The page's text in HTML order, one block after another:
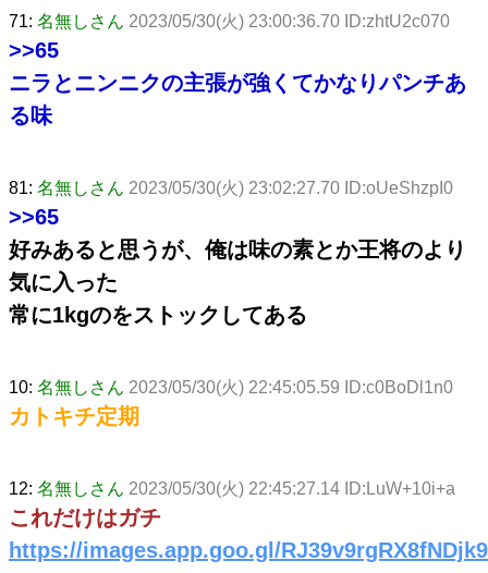
71: 名無しさん 2023/05/30(火) 23:00:36.70 ID:zhtU2c070
>>65
ニラとニンニクの主張が強くてかなりパンチあ
る味
81: 名無しさん 2023/05/30(火) 23:02:27.70 ID:oUeShzpI0
>>65
好みあると思うが、俺は味の素とか王将のより
気に入った
常に1kgのをストックしてある
10: 名無しさん 2023/05/30(火) 22:45:05.59 ID:c0BoDl1n0
カトキチ定期
12: 名無しさん 2023/05/30(火) 22:45:27.14 ID:LuW+10i+a
これだけはガチ
https://images.app.goo.gl/RJ39v9rgRX8fNDjk9